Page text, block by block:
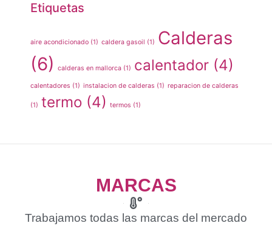
Etiquetas
aire acondicionado (1) caldera gasoil (1) Calderas
(6)
calderas en mallorca (1) calentador (4)
calentadores (1) instalacion de calderas (1) reparacion de calderas
(1) termo (4) termos (1)
MARCAS
Trabajamos todas las marcas del mercado